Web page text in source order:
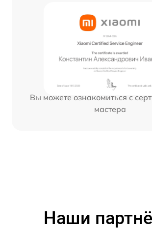
Вы можете ознакомиться с
мастера
Наши